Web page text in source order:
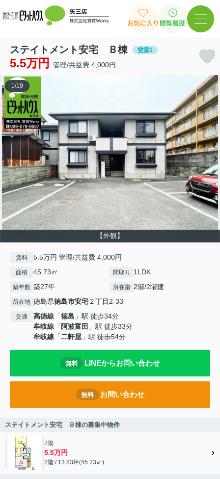
お気に入り 閲覧履歴
ステイトメント安宅 Ｂ棟 空室1
5.5万円 管理/共益費 4,000円
【外観】
1/19
賃料 5.5万円 管理/共益費 4,000円
面積 45.73㎡ 間取り 1LDK
築年数 築27年 所在階 2階/2階建
所在地 徳島県徳島市安宅２丁目2-33
交通 高徳線 「徳島 」駅 徒歩34分
牟岐線 「 阿波富田 」駅 徒歩33分
牟岐線 「二軒屋 」駅 徒歩54分
無料 LINEからお問い合わせ
無料 お問い合わせ
ステイトメント安宅 Ｂ棟の募集中物件
2階
5.5万円
2階 / 13.83坪(45.73㎡)